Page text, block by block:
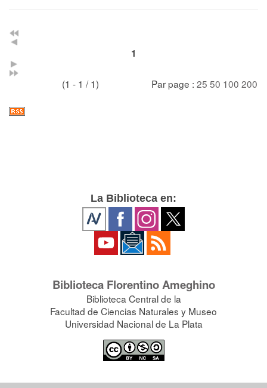
1
(1 - 1 / 1) Par page : 25 50 100 200
La Biblioteca en:
Biblioteca Florentino Ameghino
Biblioteca Central de la
Facultad de Ciencias Naturales y Museo
Universidad Nacional de La Plata